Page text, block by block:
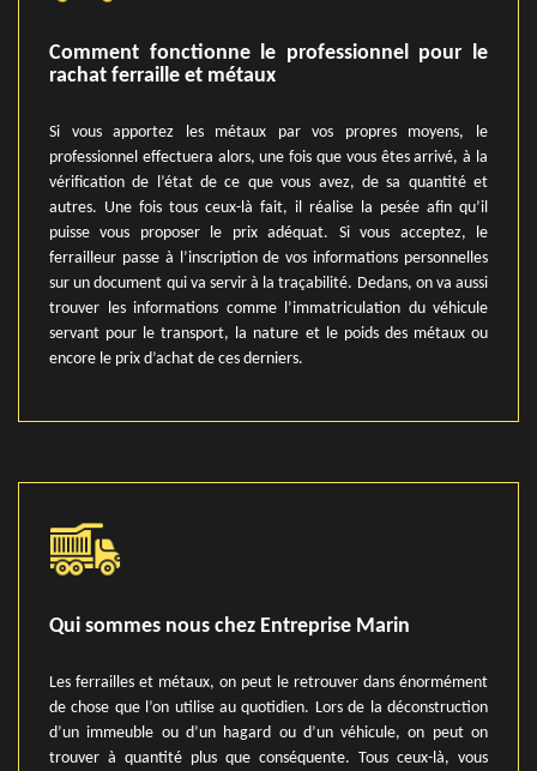
Comment fonctionne le professionnel pour le
rachat ferraille et métaux
Si vous apportez les métaux par vos propres moyens, le
professionnel effectuera alors, une fois que vous êtes arrivé, à la
vérification de l’état de ce que vous avez, de sa quantité et
autres. Une fois tous ceux-là fait, il réalise la pesée afin qu’il
puisse vous proposer le prix adéquat. Si vous acceptez, le
ferrailleur passe à l’inscription de vos informations personnelles
sur un document qui va servir à la traçabilité. Dedans, on va aussi
trouver les informations comme l’immatriculation du véhicule
servant pour le transport, la nature et le poids des métaux ou
encore le prix d’achat de ces derniers.
Qui sommes nous chez Entreprise Marin
Les ferrailles et métaux, on peut le retrouver dans énormément
de chose que l’on utilise au quotidien. Lors de la déconstruction
d’un immeuble ou d’un hagard ou d’un véhicule, on peut on
trouver à quantité plus que conséquente. Tous ceux-là, vous